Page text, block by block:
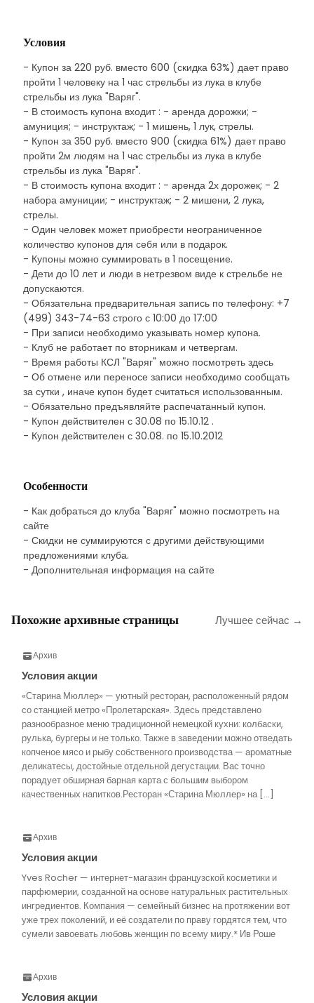
Условия
- Купон за 220 руб. вместо 600 (скидка 63%) дает право
пройти 1 человеку на 1 час стрельбы из лука в клубе
стрельбы из лука "Варяг".
- В стоимость купона входит : - аренда дорожки; -
амуниция; - инструктаж; - 1 мишень, 1 лук, стрелы.
- Купон за 350 руб. вместо 900 (скидка 61%) дает право
пройти 2м людям на 1 час стрельбы из лука в клубе
стрельбы из лука "Варяг".
- В стоимость купона входит : - аренда 2х дорожек; - 2
набора амуниции; - инструктаж; - 2 мишени, 2 лука,
стрелы.
- Один человек может приобрести неограниченное
количество купонов для себя или в подарок.
- Купоны можно суммировать в 1 посещение.
- Дети до 10 лет и люди в нетрезвом виде к стрельбе не
допускаются.
- Обязательна предварительная запись по телефону: +7
(499) 343-74-63 строго с 10:00 до 17:00
- При записи необходимо указывать номер купона.
- Клуб не работает по вторникам и четвергам.
- Время работы КСЛ "Варяг" можно посмотреть здесь
- Об отмене или переносе записи необходимо сообщать
за сутки , иначе купон будет считаться использованным.
- Обязательно предъявляйте распечатанный купон.
- Купон действителен с 30.08 по 15.10.12 .
- Купон действителен с 30.08. по 15.10.2012
Особенности
- Как добраться до клуба "Варяг" можно посмотреть на
сайте
- Скидки не суммируются с другими действующими
предложениями клуба.
- Дополнительная информация на сайте
Похожие архивные страницы Лучшее сейчас →
Архив
Условия акции
«Старина Мюллер» — уютный ресторан, расположенный рядом
со станцией метро «Пролетарская». Здесь представлено
разнообразное меню традиционной немецкой кухни: колбаски,
рулька, бургеры и не только. Также в заведении можно отведать
копченое мясо и рыбу собственного производства — ароматные
деликатесы, достойные отдельной дегустации. Вас точно
порадует обширная барная карта с большим выбором
качественных напитков.Ресторан «Старина Мюллер» на […]
Архив
Условия акции
Yves Rocher — интернет-магазин французской косметики и
парфюмерии, созданной на основе натуральных растительных
ингредиентов. Компания — семейный бизнес на протяжении вот
уже трех поколений, и её создатели по праву гордятся тем, что
сумели завоевать любовь женщин по всему миру.* Ив Роше
Архив
Условия акции